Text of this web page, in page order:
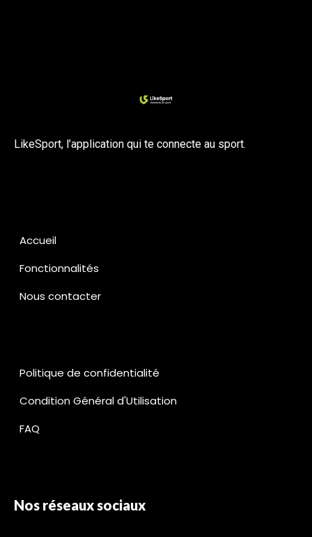
LikeSport, l’application qui te connecte au sport.
Accueil
Fonctionnalités
Nous contacter
Politique de confidentialité
Condition Général d'Utilisation
FAQ
Nos réseaux sociaux